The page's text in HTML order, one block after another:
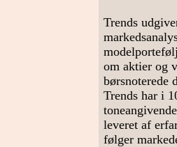
Trends
om aktier og
børsnoterede
Trends har i
leveret af
følger